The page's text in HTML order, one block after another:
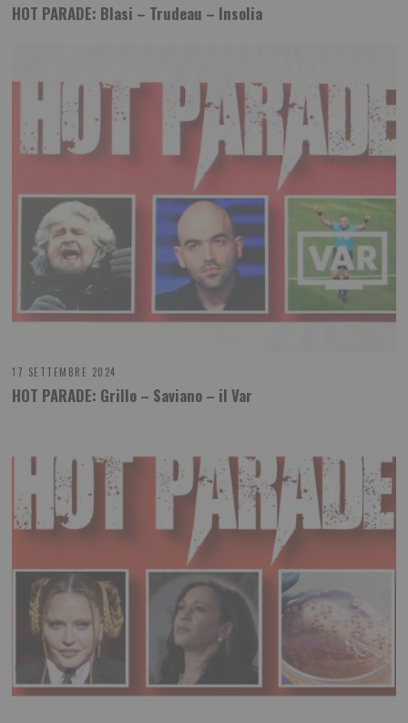
HOT PARADE: Blasi – Trudeau – Insolia
17 SETTEMBRE 2024
HOT PARADE: Grillo – Saviano – il Var